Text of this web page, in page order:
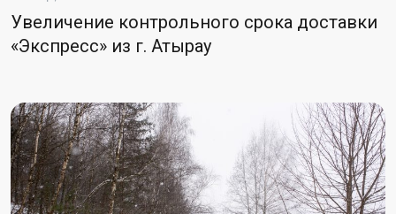
Увеличение контрольного срока доставки
«Экспресс» из г. Атырау